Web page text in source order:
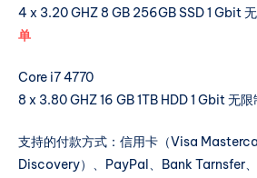
4 x 3.20 GHZ 8 GB 256GB SSD 1 Gbit
单
Core i7 4770
8 x 3.80 GHZ 16 GB 1TB HDD 1 Gbit 无
支持的付款方式：信用卡（Visa
Discovery）、PayPal、Bank Tarnsfer